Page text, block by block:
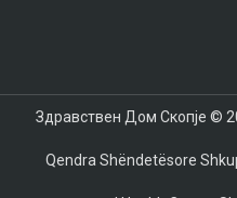
Здравствен Дом Скопје ©
Qendra Shëndetësore